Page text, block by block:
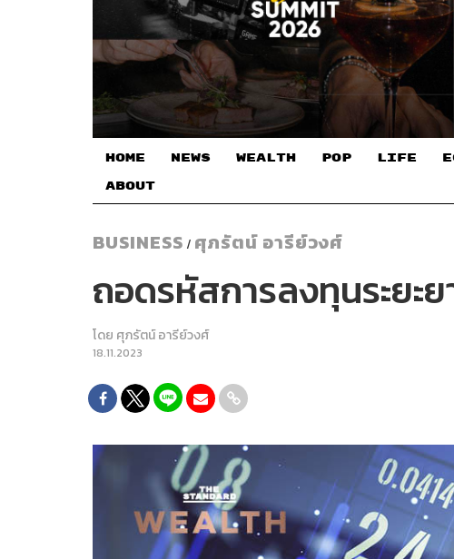
HOME NEWS WEALTH POP LIFE
ABOUT
BUSINESS / ศุภรัตน์ อารีย์วงศ์
ถอดรหัสการลงทุนระยะ
โดย ศุภรัตน์ อารีย์วงศ์
18.11.2023